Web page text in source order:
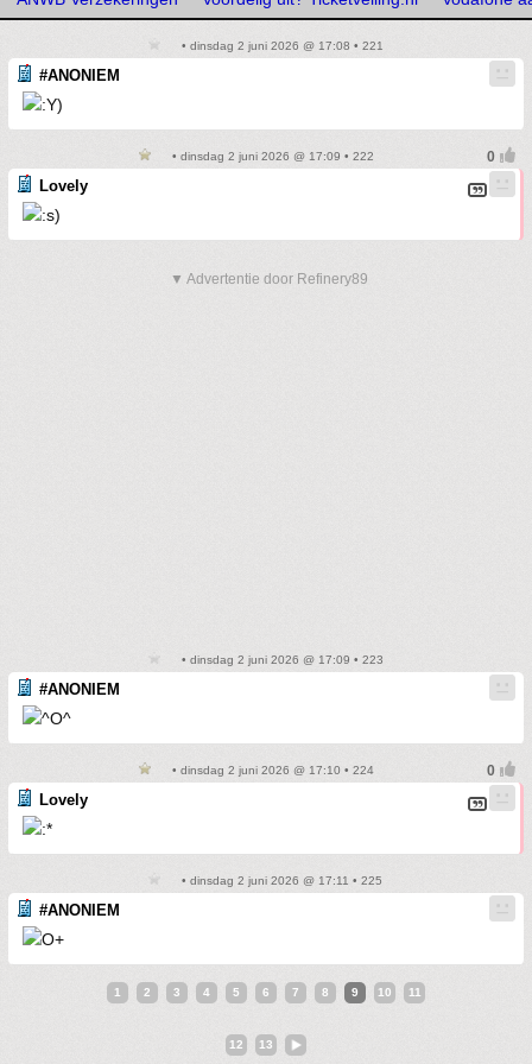
• dinsdag 2 juni 2026 @ 17:08 • 221
#ANONIEM
• dinsdag 2 juni 2026 @ 17:09 • 222
Lovely
▼ Advertentie door Refinery89
• dinsdag 2 juni 2026 @ 17:09 • 223
#ANONIEM
• dinsdag 2 juni 2026 @ 17:10 • 224
Lovely
• dinsdag 2 juni 2026 @ 17:11 • 225
#ANONIEM
1 2 3 4 5 6 7 8 9 10 11
12 13